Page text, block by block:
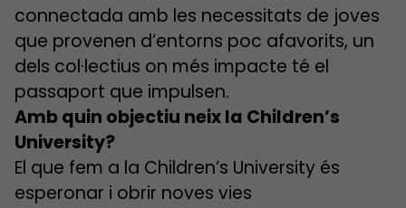
connectada amb les necessitats de joves
que provenen d’entorns poc afavorits, un
dels col·lectius on més impacte té el
passaport que impulsen.
Amb quin objectiu neix la Children’s
University?
El que fem a la Children’s University és
esperonar i obrir noves vies